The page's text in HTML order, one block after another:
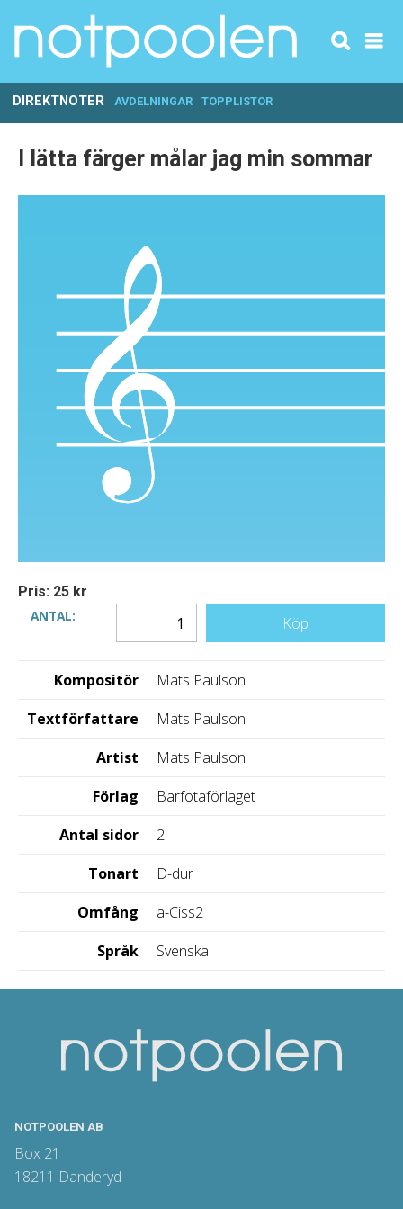
DIREKTNOTER AVDELNINGAR TOPPLISTOR
I lätta färger målar jag min sommar
Pris: 25 kr
ANTAL:
Köp
Kompositör
Mats Paulson
Textförfattare
Mats Paulson
Artist
Mats Paulson
Förlag
Barfotaförlaget
Antal sidor
2
Tonart
D-dur
Omfång
a-Ciss2
Språk
Svenska
NOTPOOLEN AB
Box 21
18211 Danderyd